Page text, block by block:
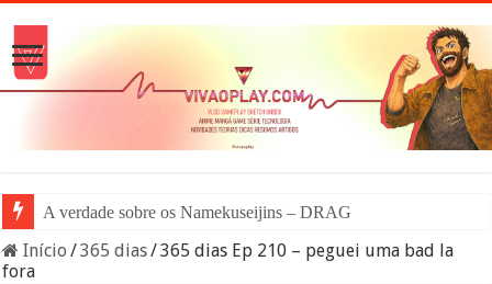
A verdade sobre os Namekuseijins – DRAGON BALL #News
Início /365 dias/365 dias Ep 210 – peguei uma bad la
fora